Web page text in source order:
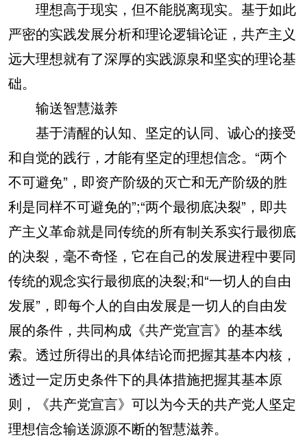
理想高于现实，但不能脱离现实。基于如此
严密的实践发展分析和理论逻辑论证，共产主义
远大理想就有了深厚的实践源泉和坚实的理论基
础。
输送智慧滋养
基于清醒的认知、坚定的认同、诚心的接受
和自觉的践行，才能有坚定的理想信念。“两个
不可避免”，即资产阶级的灭亡和无产阶级的胜
利是同样不可避免的”;“两个最彻底决裂”，即共
产主义革命就是同传统的所有制关系实行最彻底
的决裂，毫不奇怪，它在自己的发展进程中要同
传统的观念实行最彻底的决裂;和“一切人的自由
发展”，即每个人的自由发展是一切人的自由发
展的条件，共同构成《共产党宣言》的基本线
索。透过所得出的具体结论而把握其基本内核，
透过一定历史条件下的具体措施把握其基本原
则，《共产党宣言》可以为今天的共产党人坚定
理想信念输送源源不断的智慧滋养。